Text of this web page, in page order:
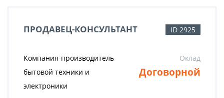
ПРОДАВЕЦ-КОНСУЛЬТАНТ ID 2925
Компания-производитель
бытовой техники и
электроники
Оклад
Договорной